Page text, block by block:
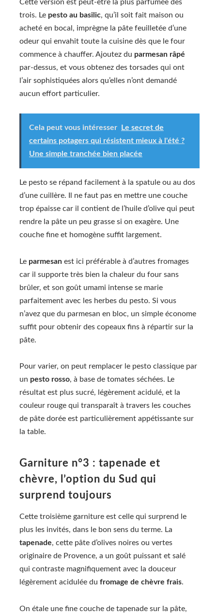
Cette version est peut-être la plus parfumée des
trois. Le pesto au basilic, qu’il soit fait maison ou
acheté en bocal, imprègne la pâte feuilletée d’une
odeur qui envahit toute la cuisine dès que le four
commence à chauffer. Ajoutez du parmesan râpé
par-dessus, et vous obtenez des torsades qui ont
l’air sophistiquées alors qu’elles n’ont demandé
aucun effort particulier.
Cela peut vous intéresser
Le secret de
certains potagers qui résistent mieux à l'été ?
Une simple tranchée bien placée
Le pesto se répand facilement à la spatule ou au dos
d’une cuillère. Il ne faut pas en mettre une couche
trop épaisse car il contient de l’huile d’olive qui peut
rendre la pâte un peu grasse si on exagère. Une
couche fine et homogène suffit largement.
Le parmesan est ici préférable à d’autres fromages
car il supporte très bien la chaleur du four sans
brûler, et son goût umami intense se marie
parfaitement avec les herbes du pesto. Si vous
n’avez que du parmesan en bloc, un simple économe
suffit pour obtenir des copeaux fins à répartir sur la
pâte.
Pour varier, on peut remplacer le pesto classique par
un pesto rosso, à base de tomates séchées. Le
résultat est plus sucré, légèrement acidulé, et la
couleur rouge qui transparaît à travers les couches
de pâte dorée est particulièrement appétissante sur
la table.
Garniture n°3 : tapenade et
chèvre, l’option du Sud qui
surprend toujours
Cette troisième garniture est celle qui surprend le
plus les invités, dans le bon sens du terme. La
tapenade, cette pâte d’olives noires ou vertes
originaire de Provence, a un goût puissant et salé
qui contraste magnifiquement avec la douceur
légèrement acidulée du fromage de chèvre frais.
On étale une fine couche de tapenade sur la pâte,